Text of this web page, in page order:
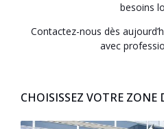
besoins
Contactez-nous dès
avec
CHOISISSEZ VOTRE